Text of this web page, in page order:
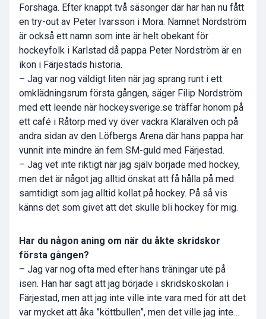
Forshaga. Efter knappt två säsonger där har han nu fått
en try-out av Peter Ivarsson i Mora. Namnet Nordström
är också ett namn som inte är helt obekant för
hockeyfolk i Karlstad då pappa Peter Nordström är en
ikon i Färjestads historia.
– Jag var nog väldigt liten när jag sprang runt i ett
omklädningsrum första gången, säger Filip Nordström
med ett leende när hockeysverige.se träffar honom på
ett café i Råtorp med vy över vackra Klarälven och på
andra sidan av den Löfbergs Arena där hans pappa har
vunnit inte mindre än fem SM-guld med Färjestad.
– Jag vet inte riktigt när jag själv började med hockey,
men det är något jag alltid önskat att få hålla på med
samtidigt som jag alltid kollat på hockey. På så vis
känns det som givet att det skulle bli hockey för mig.
Har du någon aning om när du åkte skridskor
första gången?
– Jag var nog ofta med efter hans träningar ute på
isen. Han har sagt att jag började i skridskoskolan i
Färjestad, men att jag inte ville inte vara med för att det
var mycket att åka ”köttbullen”, men det ville jag inte…